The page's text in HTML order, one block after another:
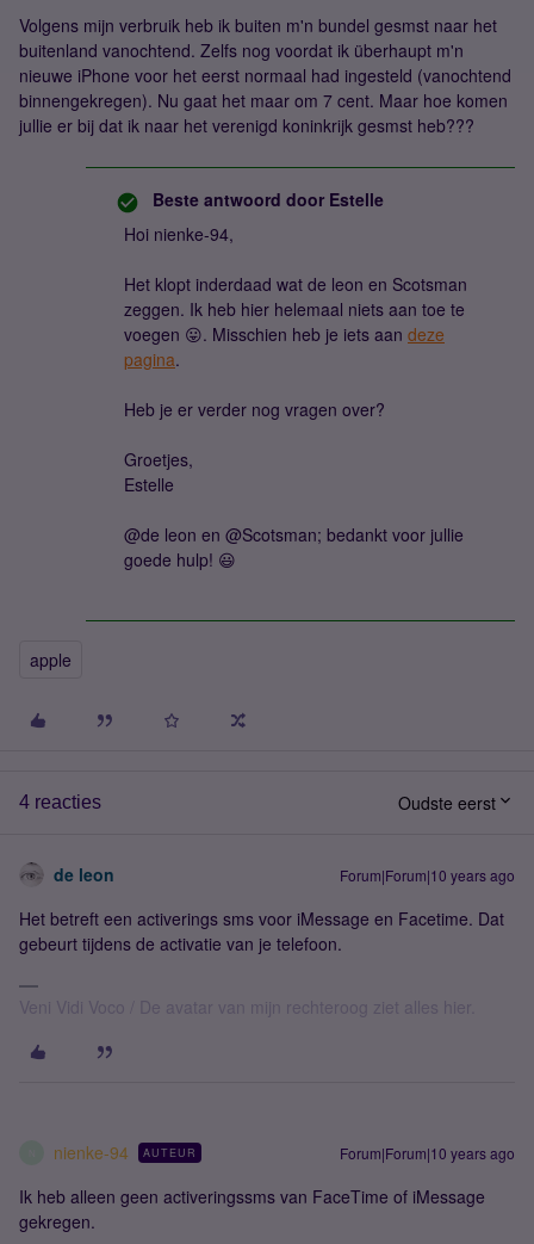
Volgens mijn verbruik heb ik buiten m'n bundel gesmst naar het
buitenland vanochtend. Zelfs nog voordat ik überhaupt m'n
nieuwe iPhone voor het eerst normaal had ingesteld (vanochtend
binnengekregen). Nu gaat het maar om 7 cent. Maar hoe komen
jullie er bij dat ik naar het verenigd koninkrijk gesmst heb???
Beste antwoord door Estelle
Hoi nienke-94,
Het klopt inderdaad wat de leon en Scotsman
zeggen. Ik heb hier helemaal niets aan toe te
voegen 😛. Misschien heb je iets aan deze
pagina.
Heb je er verder nog vragen over?
Groetjes,
Estelle
@de leon en @Scotsman; bedankt voor jullie
goede hulp! 😃
apple
4 reacties Oudste eerst
de leon Forum|Forum|10 years ago
Het betreft een activerings sms voor iMessage en Facetime. Dat
gebeurt tijdens de activatie van je telefoon.
Veni Vidi Voco / De avatar van mijn rechteroog ziet alles hier.
nienke-94 AUTEUR Forum|Forum|10 years ago
Ik heb alleen geen activeringssms van FaceTime of iMessage
gekregen.